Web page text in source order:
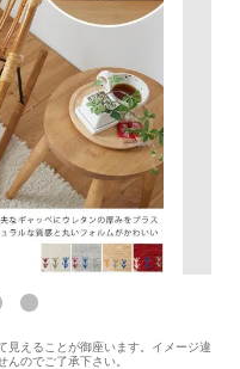
えることが御座います。イメージ違
んのでご了承下さい。